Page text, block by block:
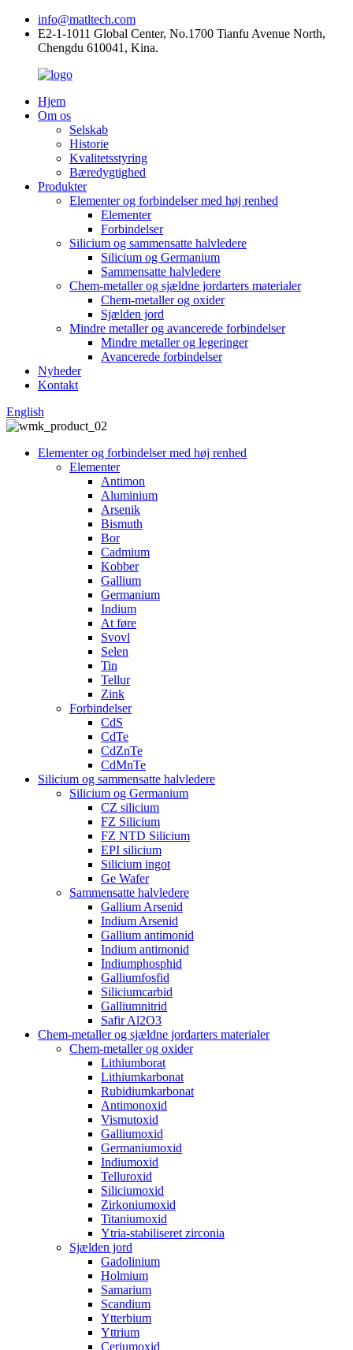
info@matltech.com
E2-1-1011 Global Center, No.1700 Tianfu Avenue North,
Chengdu 610041, Kina.
Hjem
Om os
Selskab
Historie
Kvalitetsstyring
Bæredygtighed
Produkter
Elementer og forbindelser med høj renhed
Elementer
Forbindelser
Silicium og sammensatte halvledere
Silicium og Germanium
Sammensatte halvledere
Chem-metaller og sjældne jordarters materialer
Chem-metaller og oxider
Sjælden jord
Mindre metaller og avancerede forbindelser
Mindre metaller og legeringer
Avancerede forbindelser
Nyheder
Kontakt
English
Elementer og forbindelser med høj renhed
Elementer
Antimon
Aluminium
Arsenik
Bismuth
Bor
Cadmium
Kobber
Gallium
Germanium
Indium
At føre
Svovl
Selen
Tin
Tellur
Zink
Forbindelser
CdS
CdTe
CdZnTe
CdMnTe
Silicium og sammensatte halvledere
Silicium og Germanium
CZ silicium
FZ Silicium
FZ NTD Silicium
EPI silicium
Silicium ingot
Ge Wafer
Sammensatte halvledere
Gallium Arsenid
Indium Arsenid
Gallium antimonid
Indium antimonid
Indiumphosphid
Galliumfosfid
Siliciumcarbid
Galliumnitrid
Safir Al2O3
Chem-metaller og sjældne jordarters materialer
Chem-metaller og oxider
Lithiumborat
Lithiumkarbonat
Rubidiumkarbonat
Antimonoxid
Vismutoxid
Galliumoxid
Germaniumoxid
Indiumoxid
Telluroxid
Siliciumoxid
Zirkoniumoxid
Titaniumoxid
Ytria-stabiliseret zirconia
Sjælden jord
Gadolinium
Holmium
Samarium
Scandium
Ytterbium
Yttrium
Ceriumoxid